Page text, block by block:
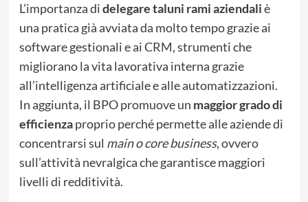
L’importanza didelegare taluni rami aziendaliè
una pratica già avviata da molto tempo grazie ai
software gestionali e ai CRM, strumenti che
migliorano la vita lavorativa interna grazie
all’intelligenza artificiale e alle automatizzazioni.
In aggiunta, il BPO promuove un maggior grado di
efficienzaproprio perché permette alle aziende di
concentrarsi sul main o core business, ovvero
sull’attività nevralgica che garantisce maggiori
livelli di redditività.